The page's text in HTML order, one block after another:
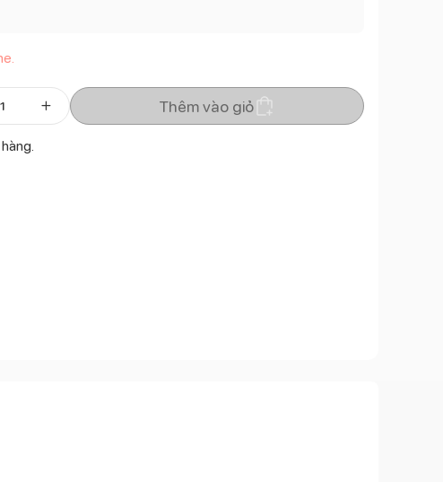
Thêm vào giỏ